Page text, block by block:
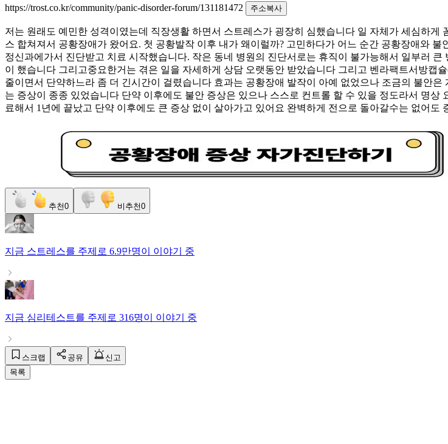
https://trost.co.kr/community/panic-disorder-forum/131181472
주소복사
저는 원래도 예민한 성격이였는데 직장생활 하면서 스트레스가 굉장히 심했습니다 일 자체가 세심하
스 합쳐져서 공황장애가 왔어요. 첫 공황발작 이후 내가 왜이럴까? 고민하다가 어느 순간 공황장애와
정신과에가서 진단받고 치료 시작했습니다. 작은 동네 병원의 진단서로는 휴직이 불가능해서 일부러
이 했습니다 그리고중요한거는 겪은 일을 자세하게 상담 오랫동안 받았습니다 그리고 벤라팩트서방캡
줄이면서 단약하느라 좀 더 긴시간이 걸렸습니다 효과는 공황장애 발작이 아예 없었으나 조금의 불안
는 증상이 종종 있었습니다 단약 이후에도 불안 증상은 있으나 스스로 컨트롤 할 수 있을 정도라서 명
료해서 1년에 끝났고 단약 이후에도 큰 증상 없이 살아가고 있어요 완벽하게 전으로 돌아갈수는 없어
추천0 비추천0
지금 스트레스를 주제로 6.9만명이 이야기 중
지금 심리테스트를 주제로 316명이 이야기 중
스크랩 공유
신고
목록